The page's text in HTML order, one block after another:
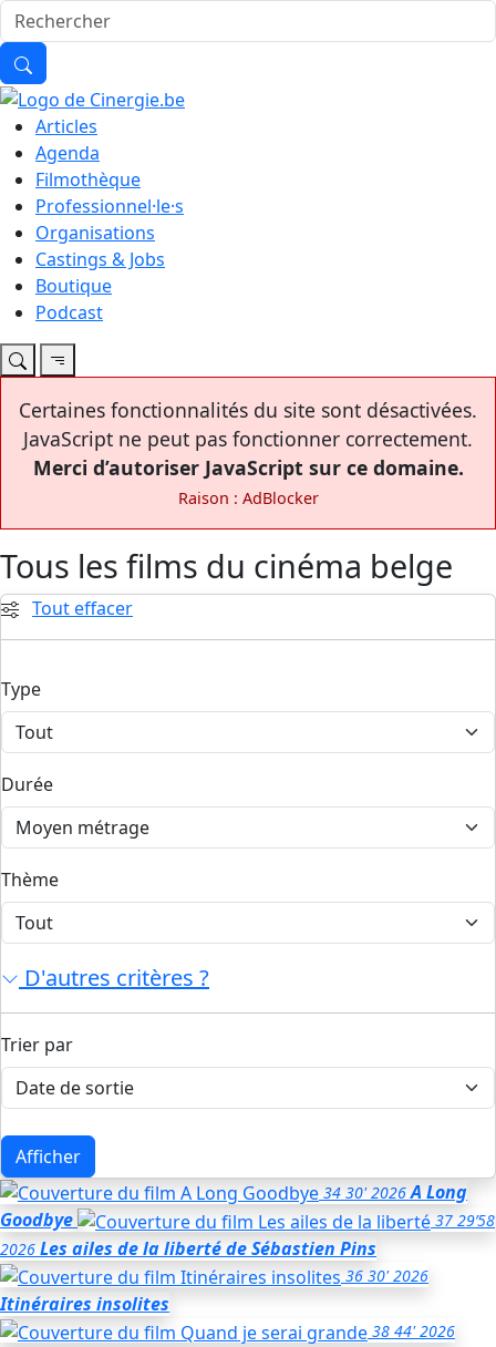
Articles
Agenda
Filmothèque
Professionnel·le·s
Organisations
Castings & Jobs
Boutique
Podcast
Certaines fonctionnalités du site sont désactivées.
JavaScript ne peut pas fonctionner correctement.
Merci d’autoriser JavaScript sur ce domaine.
Raison : AdBlocker
Tous les films du cinéma belge
Tout effacer
Type
Durée
Thème
D'autres critères ?
Trier par
Afficher
34 30' 2026 A Long
Goodbye
37 29’58
2026 Les ailes de la libertéde Sébastien Pins
36 30' 2026
Itinéraires insolites
38 44' 2026